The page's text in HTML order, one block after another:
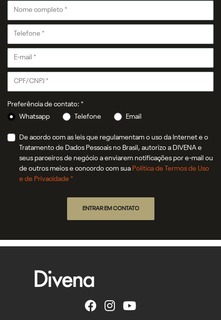
Preferência de contato: *
Whatsapp
Telefone Email
De acordo com as leis que regulamentam o uso da Internet e o
Tratamento de Dados Pessoais no Brasil, autorizo a DIVENA e
seus parceiros de negócio a enviarem notificações por e-mail ou
de outros meios e concordo com sua Política de Termos de Uso
e de Privacidade *
ENTRAR EM CONTATO